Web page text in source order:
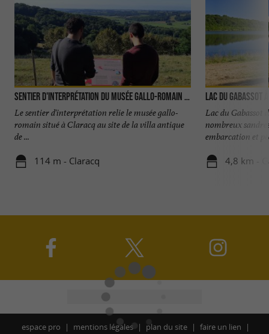
Sentier d'interprétation du musée gallo-romain à la villa antique
Le sentier d'interprétation relie le musée gallo-
romain situé à Claracq au site de la villa antique
de ...
114 m - Claracq
Lac du Gabassot
Lac du Gabassot
nombreux
embarcation et
4,8 km -
espace pro mentions légales plan du site faire un lien